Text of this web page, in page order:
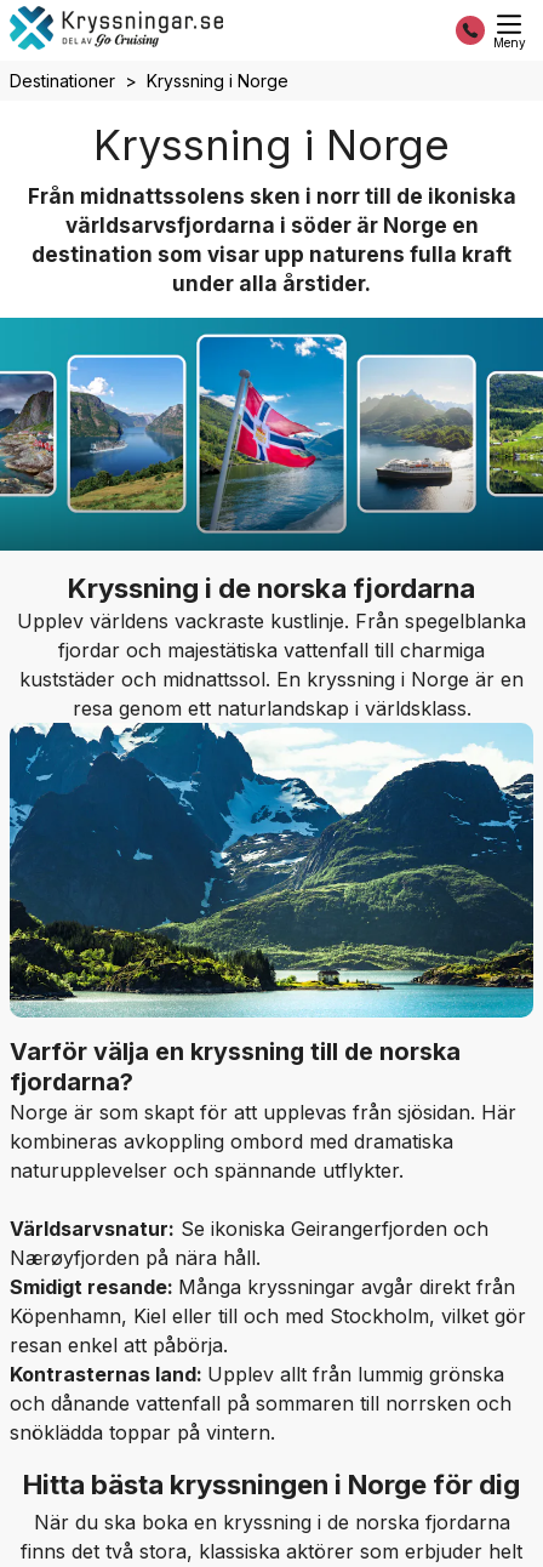
Meny
Destinationer Kryssning i Norge
Kryssning i Norge
Från midnattssolens sken i norr till de ikoniska
världsarvsfjordarna i söder är Norge en
destination som visar upp naturens fulla kraft
under alla årstider.
Kryssning i de norska fjordarna
Upplev världens vackraste kustlinje. Från spegelblanka
fjordar och majestätiska vattenfall till charmiga
kuststäder och midnattssol. En kryssning i Norge är en
resa genom ett naturlandskap i världsklass.
Varför välja en kryssning till de norska
fjordarna?
Norge är som skapt för att upplevas från sjösidan. Här
kombineras avkoppling ombord med dramatiska
naturupplevelser och spännande utflykter.
Världsarvsnatur: Se ikoniska Geirangerfjorden och
Nærøyfjorden på nära håll.
Smidigt resande: Många kryssningar avgår direkt från
Köpenhamn, Kiel eller till och med Stockholm, vilket gör
resan enkel att påbörja.
Kontrasternas land: Upplev allt från lummig grönska
och dånande vattenfall på sommaren till norrsken och
snöklädda toppar på vintern.
Hitta bästa kryssningen i Norge för dig
När du ska boka en kryssning i de norska fjordarna
finns det två stora, klassiska aktörer som erbjuder helt